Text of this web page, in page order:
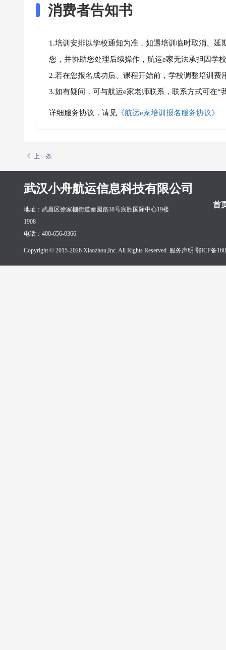
消费者告知书
1.培训安排以学校通知为准，如遇培训临时取消、
您，并协助您处理后续操作，航运e家无法承担因学
2.若在您报名成功后、课程开始前，学校调整培训
3.如有疑问，可与航运e家老师联系，联系方式可在
详细服务协议，请见 《航运e家培训报名服务协议》
上一条
武汉小舟航运信息科技有限公司
首
地址：武昌区徐家棚街道秦园路38号宸胜国际中心19楼
1908
电话：400-656-0366
Copyright © 2015-2026 Xiaozhou,Inc. All Rights Reserved. 服务声明 鄂ICP备